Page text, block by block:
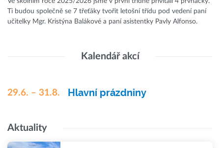
Ti budou společně se 7 třeťáky tvořit letošní třídu pod vedení paní
učitelky Mgr. Kristýna Balákové a paní asistentky Pavly Alfonso.
Kalendář akcí
29.6. – 31.8. Hlavní prázdniny
Aktuality